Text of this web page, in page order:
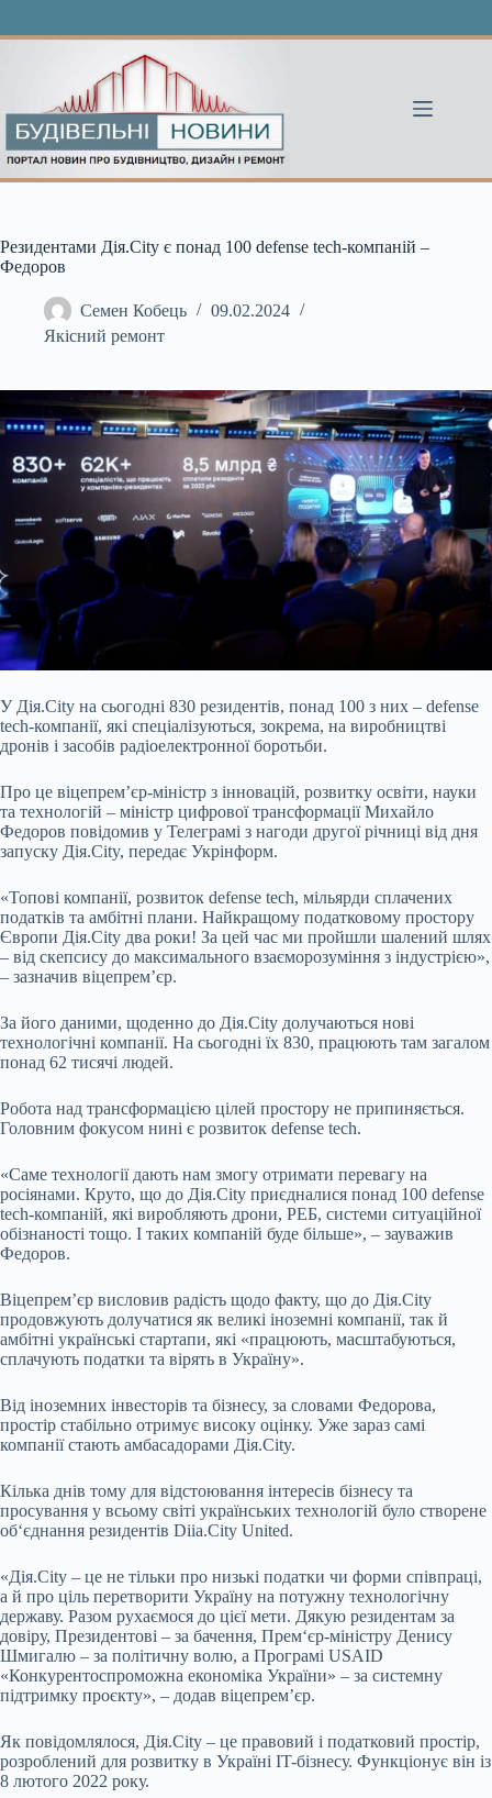
Резидентами Дія.City є понад 100 defense tech-компаній –
Федоров
Семен Кобець
09.02.2024
Якісний ремонт
У Дія.City на сьогодні 830 резидентів, понад 100 з них – defense
tech-компанії, які спеціалізуються, зокрема, на виробництві
дронів і засобів радіоелектронної боротьби.
Про це віцепрем’єр-міністр з інновацій, розвитку освіти, науки
та технологій – міністр цифрової трансформації Михайло
Федоров повідомив у Телеграмі з нагоди другої річниці від дня
запуску Дія.City, передає Укрінформ.
«Топові компанії, розвиток defense tech, мільярди сплачених
податків та амбітні плани. Найкращому податковому простору
Європи Дія.City два роки! За цей час ми пройшли шалений шлях
– від скепсису до максимального взаєморозуміння з індустрією»,
– зазначив віцепрем’єр.
За його даними, щоденно до Дія.City долучаються нові
технологічні компанії. На сьогодні їх 830, працюють там загалом
понад 62 тисячі людей.
Робота над трансформацією цілей простору не припиняється.
Головним фокусом нині є розвиток defense tech.
«Саме технології дають нам змогу отримати перевагу на
росіянами. Круто, що до Дія.City приєдналися понад 100 defense
tech-компаній, які виробляють дрони, РЕБ, системи ситуаційної
обізнаності тощо. І таких компаній буде більше», – зауважив
Федоров.
Віцепрем’єр висловив радість щодо факту, що до Дія.City
продовжують долучатися як великі іноземні компанії, так й
амбітні українські стартапи, які «працюють, масштабуються,
сплачують податки та вірять в Україну».
Від іноземних інвесторів та бізнесу, за словами Федорова,
простір стабільно отримує високу оцінку. Уже зараз самі
компанії стають амбасадорами Дія.City.
Кілька днів тому для відстоювання інтересів бізнесу та
просування у всьому світі українських технологій було створене
об‘єднання резидентів Diia.City United.
«Дія.City – це не тільки про низькі податки чи форми співпраці,
а й про ціль перетворити Україну на потужну технологічну
державу. Разом рухаємося до цієї мети. Дякую резидентам за
довіру, Президентові – за бачення, Прем‘єр-міністру Денису
Шмигалю – за політичну волю, а Програмі USAID
«Конкурентоспроможна економіка України» – за системну
підтримку проєкту», – додав віцепрем’єр.
Як повідомлялося, Дія.City – це правовий і податковий простір,
розроблений для розвитку в Україні IT-бізнесу. Функціонує він із
8 лютого 2022 року.